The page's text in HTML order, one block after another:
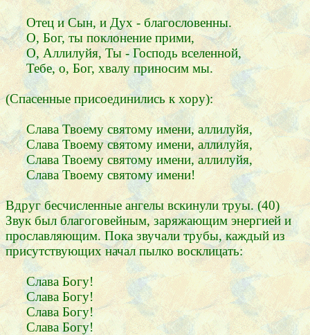
Отец и Сын, и Дух - благословенны.
О, Бог, ты поклонение прими,
О, Аллилуйя, Ты - Господь вселенной,
Тебе, о, Бог, хвалу приносим мы.
(Спасенные присоединились к хору):
Слава Твоему святому имени, аллилуйя,
Слава Твоему святому имени, аллилуйя,
Слава Твоему святому имени, аллилуйя,
Слава Твоему святому имени!
Вдруг бесчисленные ангелы вскинули труы. (40)
Звук был благоговейным, заряжающим энергией и
прославляющим. Пока звучали трубы, каждый из
присутствующих начал пылко восклицать:
Слава Богу!
Слава Богу!
Слава Богу!
Слава Богу!